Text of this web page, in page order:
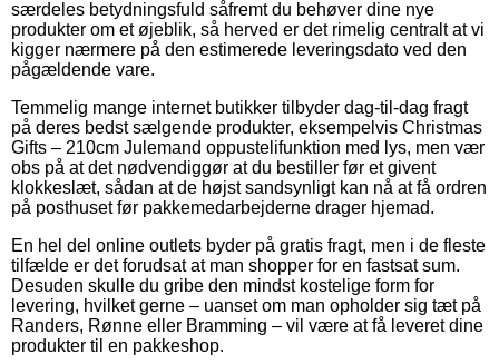
særdeles betydningsfuld såfremt du behøver dine nye
produkter om et øjeblik, så herved er det rimelig centralt at vi
kigger nærmere på den estimerede leveringsdato ved den
pågældende vare.
Temmelig mange internet butikker tilbyder dag-til-dag fragt
på deres bedst sælgende produkter, eksempelvis Christmas
Gifts – 210cm Julemand oppustelifunktion med lys, men vær
obs på at det nødvendiggør at du bestiller før et givent
klokkeslæt, sådan at de højst sandsynligt kan nå at få ordren
på posthuset før pakkemedarbejderne drager hjemad.
En hel del online outlets byder på gratis fragt, men i de fleste
tilfælde er det forudsat at man shopper for en fastsat sum.
Desuden skulle du gribe den mindst kostelige form for
levering, hvilket gerne – uanset om man opholder sig tæt på
Randers, Rønne eller Bramming – vil være at få leveret dine
produkter til en pakkeshop.